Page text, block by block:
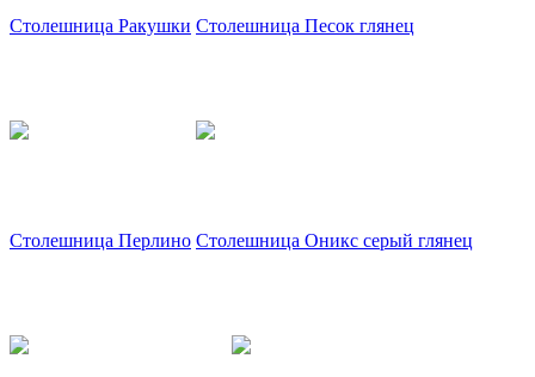
Столешница Ракушки Столешница Песок глянец
Столешница Перлино Столешница Оникс серый глянец